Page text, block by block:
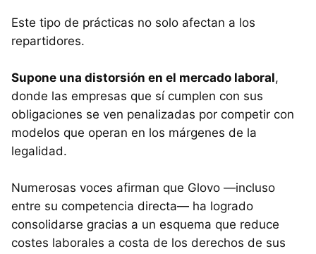
Este tipo de prácticas no solo afectan a los
repartidores.
Supone una distorsión en el mercado laboral,
donde las empresas que sí cumplen con sus
obligaciones se ven penalizadas por competir con
modelos que operan en los márgenes de la
legalidad.
Numerosas voces afirman que Glovo —incluso
entre su competencia directa— ha logrado
consolidarse gracias a un esquema que reduce
costes laborales a costa de los derechos de sus